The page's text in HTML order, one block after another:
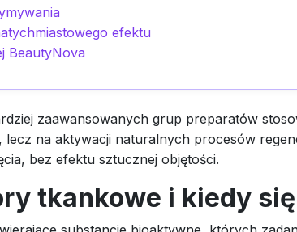
efektu
BeautyNova
zaawansowanych grup preparatów
lecz na aktywacji naturalnych procesów
bez efektu sztucznej objętości.
tkankowe i kiedy